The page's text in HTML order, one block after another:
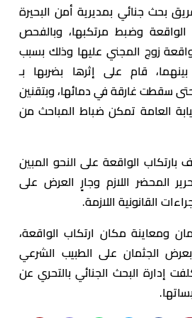
بحث جنائي بمديرية أمن البحيرة
وضبط مرتكبها، وبالفحص
زوج المجني عليها وذلك بسبب
قام على إثرها بضربها بـ
سقطت غارقة في دمائها، وبتقنين
العامة تمكن ضباط المباحث من
بارتكاب الواقعة على النحو المبين
المحضر اللازم وجارٍ العرض على
القانونية اللازمة.
ومعاينة مكان ارتكاب الواقعة،
بعرض الجثمان على الطبيب الشرعي
إدارة البحث الجنائي بالتحري عن